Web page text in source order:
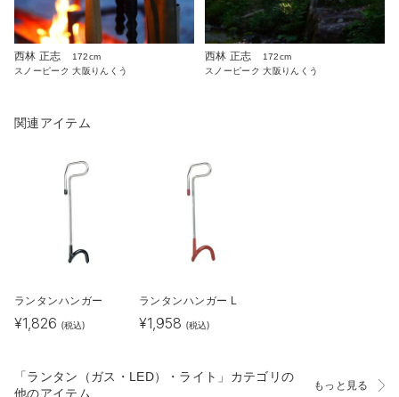
西林 正志
172cm
スノーピーク 大阪りんくう
西林 正志
172cm
スノーピーク 大阪りんくう
関連アイテム
ランタンハンガー
¥1,826 (税込)
ランタンハンガー L
¥1,958 (税込)
「ランタン（ガス・LED）・ライト」カテゴリの
他のアイテム
もっと見る